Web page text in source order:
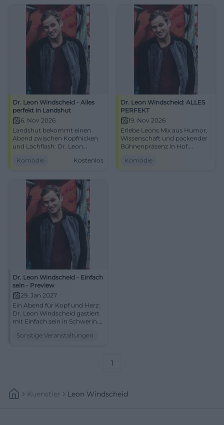
Dr. Leon Windscheid - Alles
perfekt in Landshut
6. Nov 2026
Landshut bekommt einen
Abend zwischen Kopfnicken
und Lachflash: Dr. Leon
Sparkassen-Arena.
#AllesPerfekt.
Komödie Kostenlos
Dr. Leon Windscheid: ALLES
PERFEKT
19. Nov 2026
Erlebe Leons Mix aus Humor,
Wissenschaft und packender
Bühnenpräsenz in Hof.
Gefühle rein – zwei Stunden,
Komödie
Dr. Leon Windscheid - Einfach
sein - Preview
29. Jan 2027
Ein Abend für Kopf und Herz:
Dr. Leon Windscheid gastiert
mit Einfach sein in Schwerin.
starke Live-Momente
Sonstige Veranstaltungen
1
Kuenstler Leon Windscheid